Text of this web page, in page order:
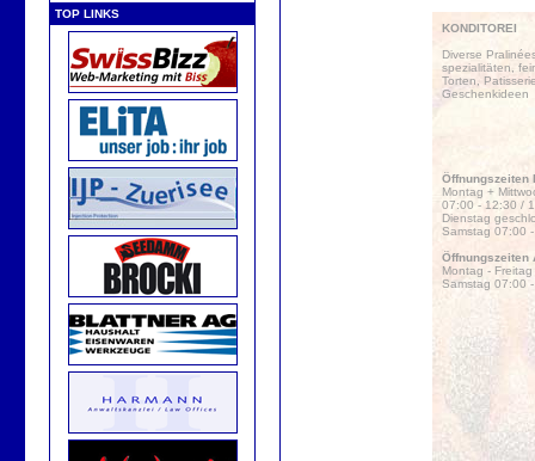
TOP LINKS
KONDITOREI
Diverse
spezialitäten,
Torten,
Geschenkideen
Öffnungszeiten
Montag +
07:00 - 12:30 /
Dienstag
Samstag 07:00
Öffnungszeiten
Montag -
Samstag 07:00